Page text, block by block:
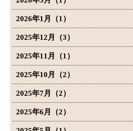
2026年1月（1）
2025年12月（3）
2025年11月（1）
2025年10月（2）
2025年7月（2）
2025年6月（2）